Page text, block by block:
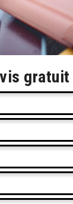
gratuit